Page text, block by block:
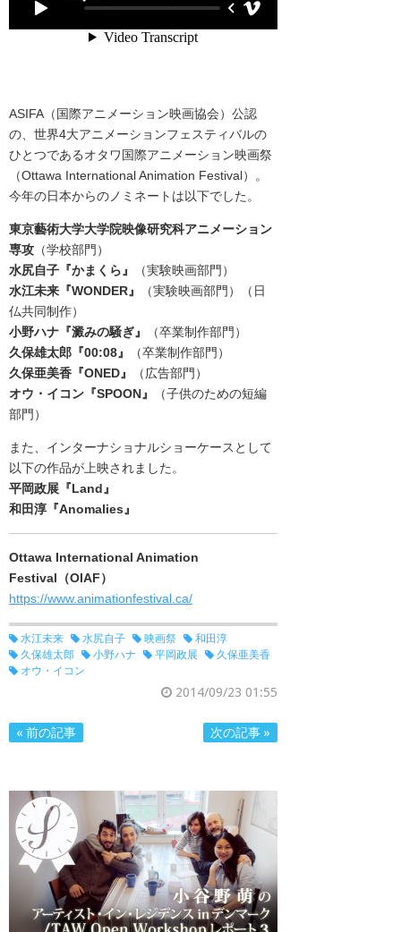
ASIFA（国際アニメーション映画協会）公認
の、世界4大アニメーションフェスティバルの
ひとつであるオタワ国際アニメーション映画祭
（Ottawa International Animation Festival）。
今年の日本からのノミネートは以下でした。
東京藝術大学大学院映像研究科アニメーション
専攻 （学校部門）
水尻自子『かまくら』
（実験映画部門）
水江未来『WONDER』
（実験映画部門）
（日
仏共同制作）
小野ハナ『澱みの騒ぎ』
（卒業制作部門）
久保雄太郎『00:08』
（卒業制作部門）
久保亜美香『ONED』
（広告部門）
オウ・イコン 『SPOON』
（子供のための短編
部門）
また、インターナショナルショーケースとして
以下の作品が上映されました。
平岡政展『Land』
和田淳『Anomalies』
Ottawa International Animation
Festival（OIAF）
https://www.animationfestival.ca/
水江未来 水尻自子 映画祭
和田淳
久保雄太郎
小野ハナ 平岡政展
久保亜美香
オウ・イコン
2014/09/23 01:55
« 前の記事 次の記事 »